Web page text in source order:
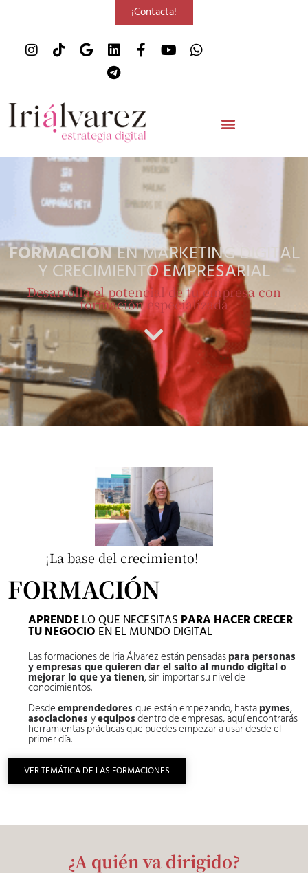
¡Contacta!
FORMACIÓNEN MARKETING DIGITAL
Y CRECIMIENTO EMPRESARIAL
Desarrolla el potencial de tu empresa con
formación especializada
¡La base del crecimiento!
FORMACIÓN
APRENDELO QUE NECESITAS PARA HACER CRECER
TU NEGOCIO EN EL MUNDO DIGITAL
Las formaciones de Iria Álvarez están pensadaspara personas
y empresas que quieren dar el salto al mundo digital o
mejorar lo que ya tienen, sin importar su nivel de
conocimientos.
Desdeemprendedores que están empezando, hastapymes,
asociaciones yequiposdentro de empresas, aquí encontrarás
herramientas prácticas que puedes empezar a usar desde el
primer día.
VER TEMÁTICA DE LAS FORMACIONES
¿A quién va dirigido?